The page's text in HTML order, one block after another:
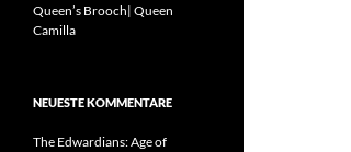
Queen’s Brooch| Queen
Camilla
NEUESTE KOMMENTARE
The Edwardians: Age of